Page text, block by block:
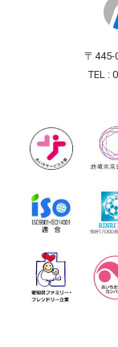
〒445-
TEL :